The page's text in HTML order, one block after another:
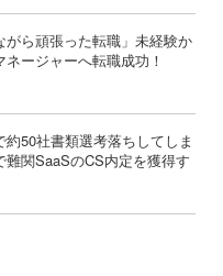
がら頑張った転職」未経験か
ージャーへ転職成功！
約50社書類選考落ちしてしま
関SaaSのCS内定を獲得す